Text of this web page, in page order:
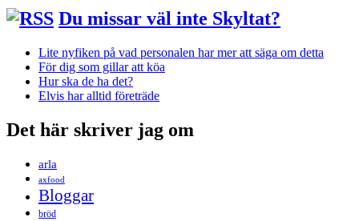
Du missar väl inte Skyltat?
Lite nyfiken på vad personalen har mer att säga om detta
För dig som gillar att köa
Hur ska de ha det?
Elvis har alltid företräde
Det här skriver jag om
arla
axfood
Bloggar
bröd